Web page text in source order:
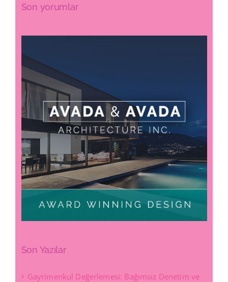
Son yorumlar
Son Yazılar
Gayrimenkul Değerlemesi: Bağımsız Denetim ve